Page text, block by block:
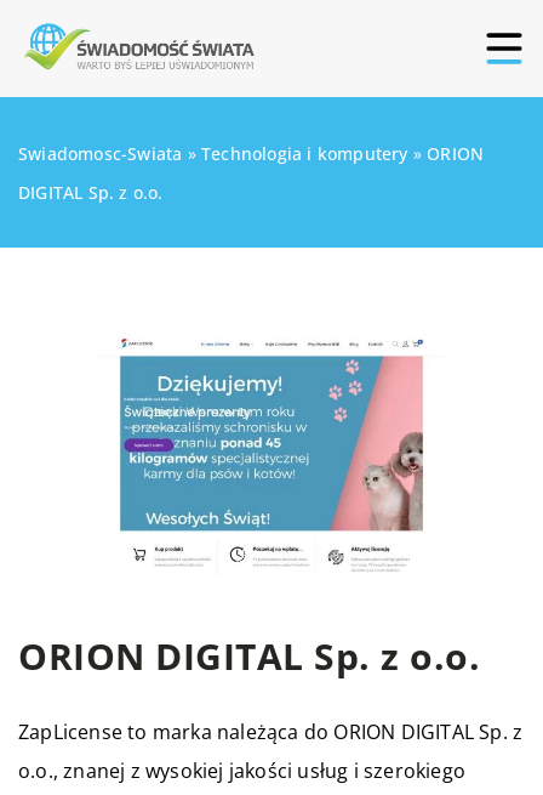
Swiadomosc-Swiata »Technologia i komputery » ORION
DIGITAL Sp. z o.o.
ORION DIGITAL Sp. z o.o.
ZapLicense to marka należąca do ORION DIGITAL Sp. z
o.o., znanej z wysokiej jakości usług i szerokiego